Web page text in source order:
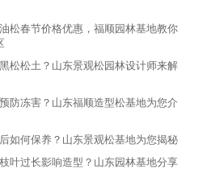
松春节价格优惠，福顺园林基地教你
松松土？山东景观松园林设计师来解
防冻害？山东福顺造型松基地为您介
如何保养？山东景观松基地为您揭秘
叶过长影响造型？山东园林基地分享